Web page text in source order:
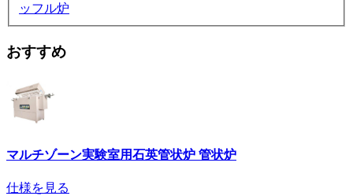
ッフル炉
おすすめ
マルチゾーン実験室用石英管状炉 管状炉
仕様を見る